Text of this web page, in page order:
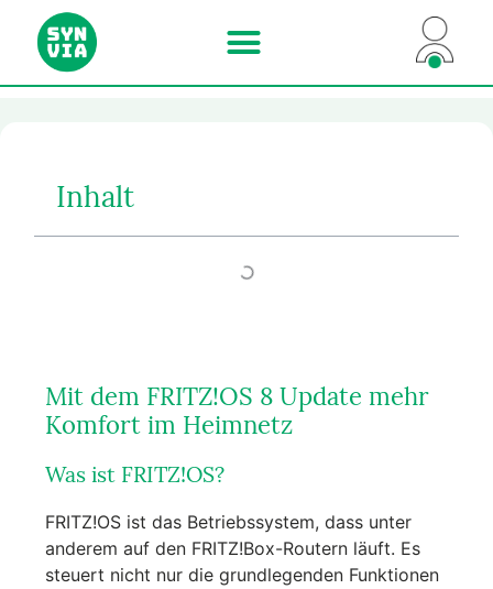
Inhalt
Mit dem FRITZ!OS 8 Update mehr
Komfort im Heimnetz
Was ist FRITZ!OS?
FRITZ!OS ist das Betriebssystem, dass unter
anderem auf den FRITZ!Box-Routern läuft. Es
steuert nicht nur die grundlegenden Funktionen